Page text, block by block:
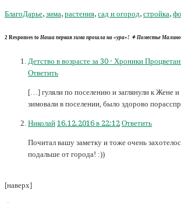
БлагоДарье, зима, растения, сад и огород, стройка,
2 Responses to Наша первая зима прошла на «ура»! ⚘ Поместье
Детство в возрасте за 30 · Хроники
Ответить
[…] гуляли по поселению и заглянули к Жене
зимовали в поселении, было здорово
Николай 16.12.2016 в 22:12 Ответить
Почитал вашу заметку и тоже очень
подальше от города! :))
[наверх]